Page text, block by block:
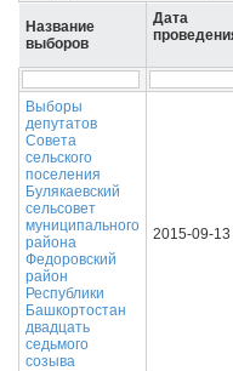
Название
выборов
Дата
Выборы
депутатов
Совета
сельского
поселения
Булякаевский
сельсовет
муниципального
района
Федоровский
район
Республики
Башкортостан
двадцать
седьмого
созыва
2015-09-13